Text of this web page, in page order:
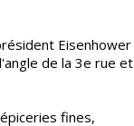
Eisenhower
de la 3e rue et
fines,